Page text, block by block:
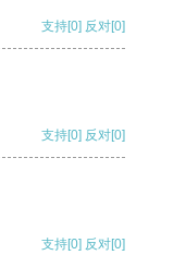
支持[0] 反对[0]
支持[0] 反对[0]
支持[0] 反对[0]